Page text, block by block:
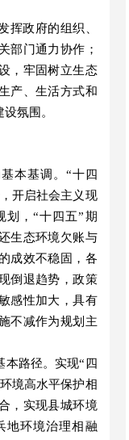
挥政府的组织
部门通力协作；
，牢固树立生态
产、生活方式和
氛围。
本基调。 “十四
开启社会主义现
划，“十四五”期
生态环境欠账与
成效不稳固，各
倒退趋势，政策
感性加大，具有
不减作为规划主
路径。实现“ 四
境高水平保护相
，实现县城环境
地环境治理相融